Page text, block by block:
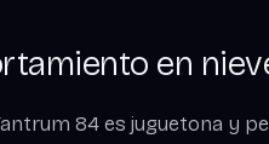
en
84 es juguetona y